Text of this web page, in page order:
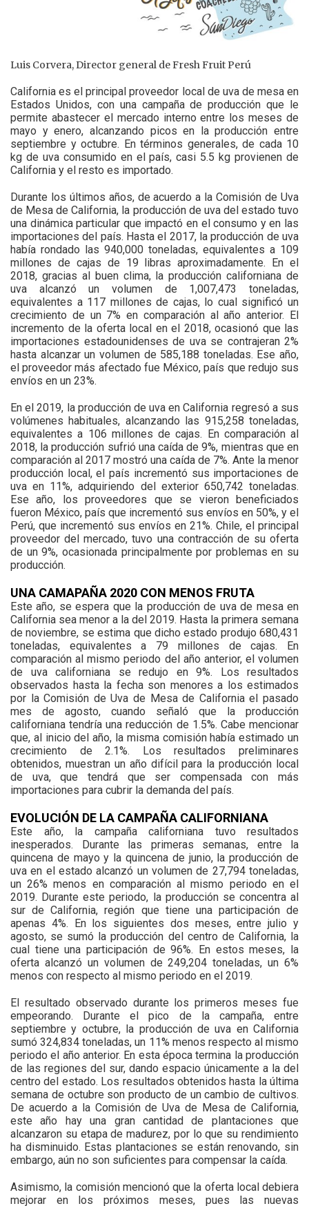
Luis Corvera, Director general de Fresh Fruit Perú
California es el principal proveedor local de uva de mesa en
Estados Unidos, con una campaña de producción que le
permite abastecer el mercado interno entre los meses de
mayo y enero, alcanzando picos en la producción entre
septiembre y octubre. En términos generales, de cada 10
kg de uva consumido en el país, casi 5.5 kg provienen de
California y el resto es importado.
Durante los últimos años, de acuerdo a la Comisión de Uva
de Mesa de California, la producción de uva del estado tuvo
una dinámica particular que impactó en el consumo y en las
importaciones del país. Hasta el 2017, la producción de uva
había rondado las 940,000 toneladas, equivalentes a 109
millones de cajas de 19 libras aproximadamente. En el
2018, gracias al buen clima, la producción californiana de
uva alcanzó un volumen de 1,007,473 toneladas,
equivalentes a 117 millones de cajas, lo cual significó un
crecimiento de un 7% en comparación al año anterior. El
incremento de la oferta local en el 2018, ocasionó que las
importaciones estadounidenses de uva se contrajeran 2%
hasta alcanzar un volumen de 585,188 toneladas. Ese año,
el proveedor más afectado fue México, país que redujo sus
envíos en un 23%.
En el 2019, la producción de uva en California regresó a sus
volúmenes habituales, alcanzando las 915,258 toneladas,
equivalentes a 106 millones de cajas. En comparación al
2018, la producción sufrió una caída de 9%, mientras que en
comparación al 2017 mostró una caída de 7%. Ante la menor
producción local, el país incrementó sus importaciones de
uva en 11%, adquiriendo del exterior 650,742 toneladas.
Ese año, los proveedores que se vieron beneficiados
fueron México, país que incrementó sus envíos en 50%, y el
Perú, que incrementó sus envíos en 21%. Chile, el principal
proveedor del mercado, tuvo una contracción de su oferta
de un 9%, ocasionada principalmente por problemas en su
producción.
UNA CAMAPAÑA 2020 CON MENOS FRUTA
Este año, se espera que la producción de uva de mesa en
California sea menor a la del 2019. Hasta la primera semana
de noviembre, se estima que dicho estado produjo 680,431
toneladas, equivalentes a 79 millones de cajas. En
comparación al mismo periodo del año anterior, el volumen
de uva californiana se redujo en 9%. Los resultados
observados hasta la fecha son menores a los estimados
por la Comisión de Uva de Mesa de California el pasado
mes de agosto, cuando señaló que la producción
californiana tendría una reducción de 1.5%. Cabe mencionar
que, al inicio del año, la misma comisión había estimado un
crecimiento de 2.1%. Los resultados preliminares
obtenidos, muestran un año difícil para la producción local
de uva, que tendrá que ser compensada con más
importaciones para cubrir la demanda del país.
EVOLUCIÓN DE LA CAMPAÑA CALIFORNIANA
Este año, la campaña californiana tuvo resultados
inesperados. Durante las primeras semanas, entre la
quincena de mayo y la quincena de junio, la producción de
uva en el estado alcanzó un volumen de 27,794 toneladas,
un 26% menos en comparación al mismo periodo en el
2019. Durante este periodo, la producción se concentra al
sur de California, región que tiene una participación de
apenas 4%. En los siguientes dos meses, entre julio y
agosto, se sumó la producción del centro de California, la
cual tiene una participación de 96%. En estos meses, la
oferta alcanzó un volumen de 249,204 toneladas, un 6%
menos con respecto al mismo periodo en el 2019.
El resultado observado durante los primeros meses fue
empeorando. Durante el pico de la campaña, entre
septiembre y octubre, la producción de uva en California
sumó 324,834 toneladas, un 11% menos respecto al mismo
periodo el año anterior. En esta época termina la producción
de las regiones del sur, dando espacio únicamente a la del
centro del estado. Los resultados obtenidos hasta la última
semana de octubre son producto de un cambio de cultivos.
De acuerdo a la Comisión de Uva de Mesa de California,
este año hay una gran cantidad de plantaciones que
alcanzaron su etapa de madurez, por lo que su rendimiento
ha disminuido. Estas plantaciones se están renovando, sin
embargo, aún no son suficientes para compensar la caída.
Asimismo, la comisión mencionó que la oferta local debiera
mejorar en los próximos meses, pues las nuevas